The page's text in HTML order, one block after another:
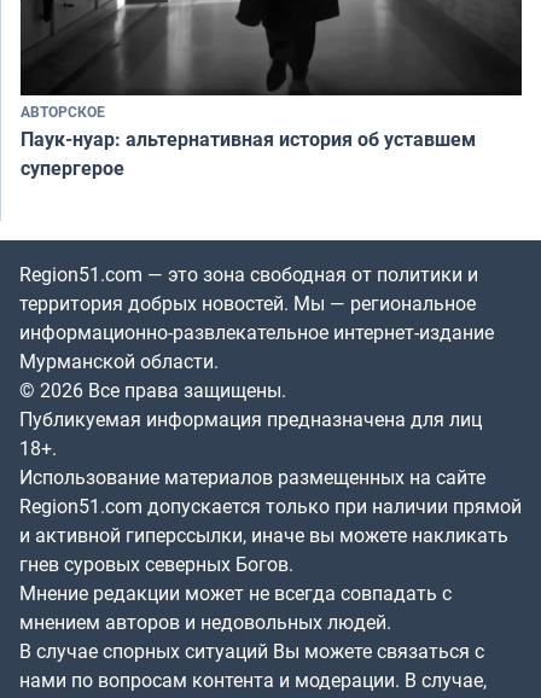
АВТОРСКОЕ
Паук-нуар: альтернативная история об уставшем
супергерое
Region51.com — это зона свободная от политики и
территория добрых новостей. Мы — региональное
информационно-развлекательное интернет-издание
Мурманской области.
© 2026 Все права защищены.
Публикуемая информация предназначена для лиц
18+.
Использование материалов размещенных на сайте
Region51.com допускается только при наличии прямой
и активной гиперссылки, иначе вы можете накликать
гнев суровых северных Богов.
Мнение редакции может не всегда совпадать с
мнением авторов и недовольных людей.
В случае спорных ситуаций Вы можете связаться с
нами по вопросам контента и модерации. В случае,